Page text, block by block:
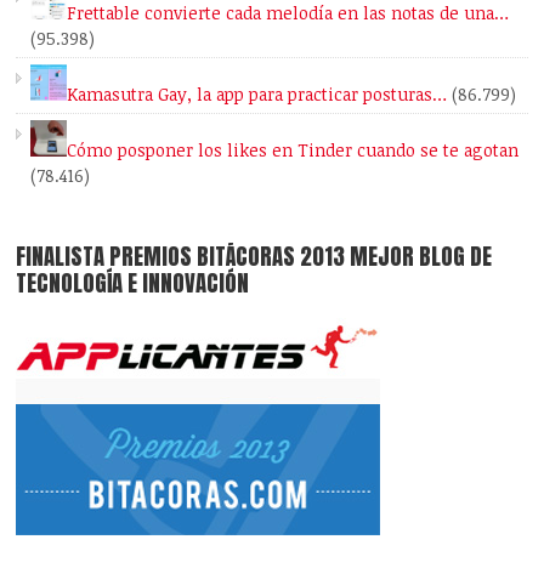
Frettable convierte cada melodía en las notas de una…
(95.398)
Kamasutra Gay, la app para practicar posturas… (86.799)
Cómo posponer los likes en Tinder cuando se te agotan
(78.416)
FINALISTA PREMIOS BITÁCORAS 2013 MEJOR BLOG DE
TECNOLOGÍA E INNOVACIÓN